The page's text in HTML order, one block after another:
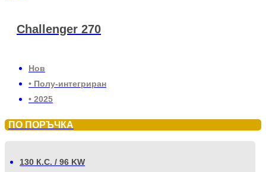
Challenger 270
Нов
• Полу-интегриран
• 2025
ПО ПОРЪЧКА
130 К.С. / 96 KW